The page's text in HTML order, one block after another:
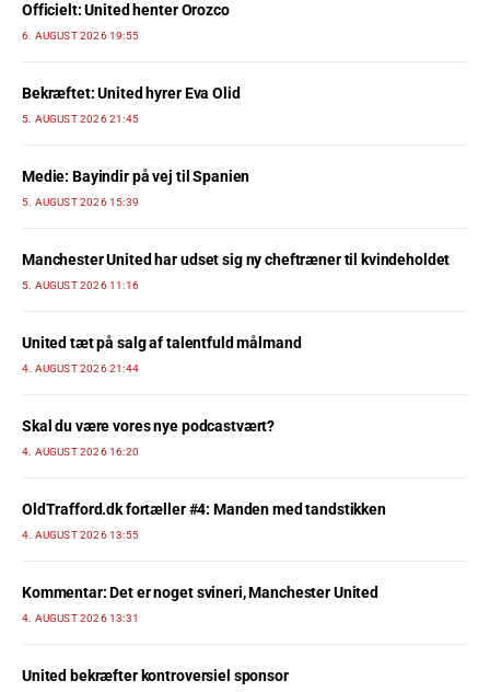
Officielt: United henter Orozco
6. AUGUST 2026 19:55
Bekræftet: United hyrer Eva Olid
5. AUGUST 2026 21:45
Medie: Bayindir på vej til Spanien
5. AUGUST 2026 15:39
Manchester United har udset sig ny cheftræner til kvindeholdet
5. AUGUST 2026 11:16
United tæt på salg af talentfuld målmand
4. AUGUST 2026 21:44
Skal du være vores nye podcastvært?
4. AUGUST 2026 16:20
OldTrafford.dk fortæller #4: Manden med tandstikken
4. AUGUST 2026 13:55
Kommentar: Det er noget svineri, Manchester United
4. AUGUST 2026 13:31
United bekræfter kontroversiel sponsor